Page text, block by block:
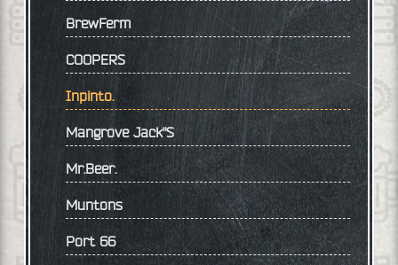
BrewFerm
COOPERS
Inpinto.
Mangrove Jack"S
Mr.Beer.
Muntons
Port 66